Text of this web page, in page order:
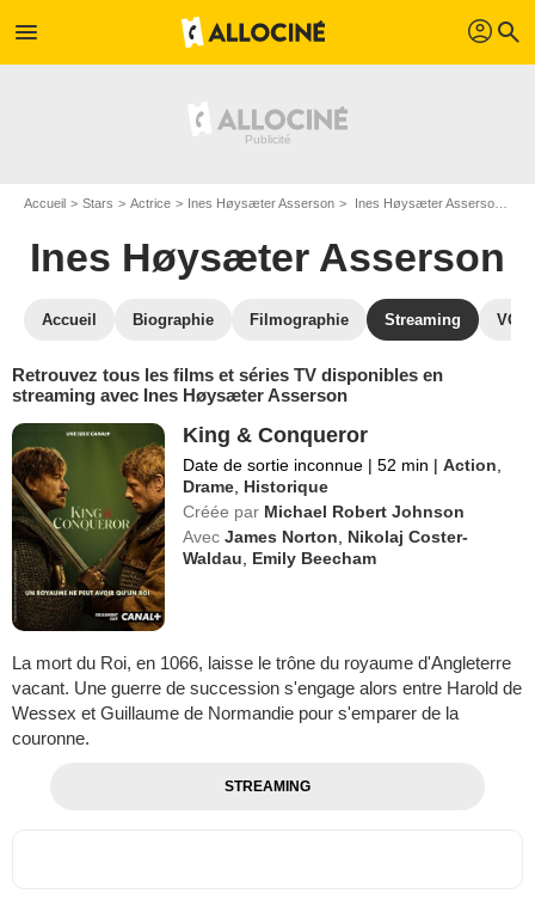
menu profil search
Accueil Stars Actrice Ines Høysæter Asserson Ines Høysæter Asserson : Films et séries online
Ines Høysæter Asserson
Accueil Biographie Filmographie Streaming
Retrouvez tous les films et séries TV disponibles en
streaming avec Ines Høysæter Asserson
King & Conqueror
Date de sortie inconnue | 52 min | Action
Drame Historique
Créée par Michael Robert Johnson
Avec James Norton
Nikolaj Coster-
Waldau
Emily Beecham
La mort du Roi, en 1066, laisse le trône du royaume d'Angleterre
vacant. Une guerre de succession s'engage alors entre Harold de
Wessex et Guillaume de Normandie pour s'emparer de la
couronne.
STREAMING